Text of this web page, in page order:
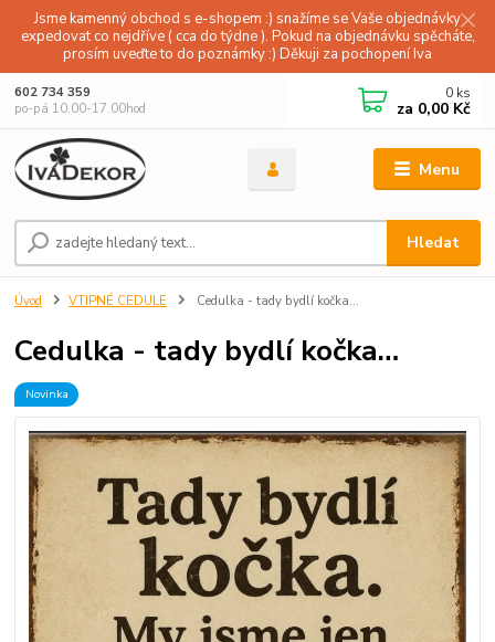
Jsme kamenný obchod s e-shopem :) snažíme se Vaše objednávky
expedovat co nejdříve ( cca do týdne ). Pokud na objednávku spěcháte,
prosím uveďte to do poznámky :) Děkuji za pochopení Iva
Menu
Hledat
602 734 359
po-pá 10.00-17.00hod
0 ks
za 0,00 Kč
Úvod VTIPNÉ CEDULE Cedulka - tady bydlí kočka…
Cedulka - tady bydlí kočka…
Novinka